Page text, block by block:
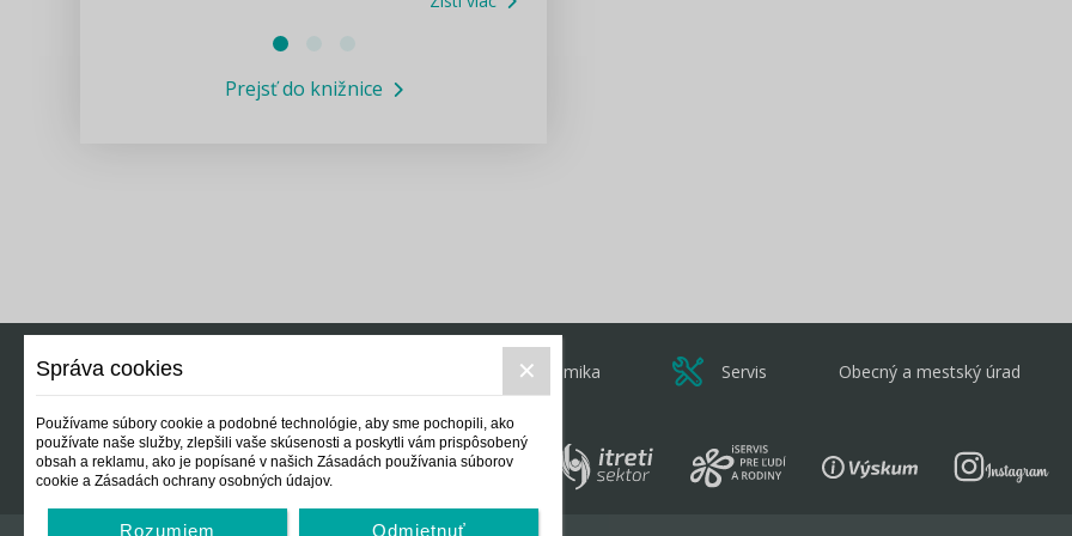
Informácie COVID19
Prejsť do knižnice
Ekonomika Servis Obecný a mestský úrad
Správa cookies
Používame súbory cookie a podobné technológie, aby sme pochopili, ako
používate naše služby, zlepšili vaše skúsenosti a poskytli vám prispôsobený
obsah a reklamu, ako je popísané v našich Zásadách používania súborov
cookie a Zásadách ochrany osobných údajov.
Rozumiem Odmietnuť